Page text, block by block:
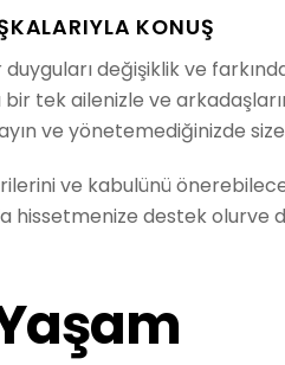
KONUŞ
değişiklik ve
tek ailenizle ve
ve yönetemediğinizde
ve kabulünü
hissetmenize destek